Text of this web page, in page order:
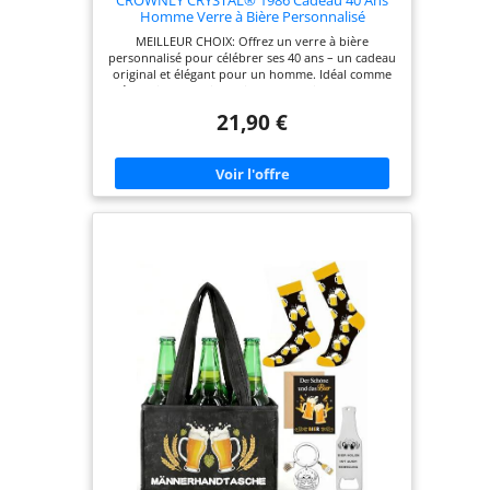
Homme Verre à Bière Personnalisé
Anniversaire Décoration Idée Cadeau Papa
Coffret Original
MEILLEUR CHOIX: Offrez un verre à bière
personnalisé pour célébrer ses 40 ans – un cadeau
original et élégant pour un homme. Idéal comme
décoration d’anniversaire ou surprise pour papa
grand jour encore plus spécial. BOÎTE CADEAU : Ce
boîte cadeau luxueuse avec un dessous de verre
en bois, un porte-clés, un décapsuleur et une
carte cadeau personnalisée. Ce cadeau pour
verre en cristal porte l'inscription " VINTAGE 1986
LIMITED EDITION " qui ne s'effacera jamais.
Contrairement à d'autres, le texte est imprimé
directement sur le verre et résiste au lavage. Notre
produit conservera son éclat et pourra être utilisé
pendant de nombreuses années au quotidien.
Pour maintenir les inscriptions vives, il est
préférable de laver à la main. VERRE À BIÈRE
PREMIUM : Ce verre à bière premium de 14 oz est
fabriqué en cristal de haute qualité, sans plomb,
conçu pour durer grâce à ses parois épaisses et
son fond solide. Sa construction élégante et
robuste en fait un choix idéal pour améliorer
l'expérience de dégustation de bière. GARANTIE DE
21,90 €